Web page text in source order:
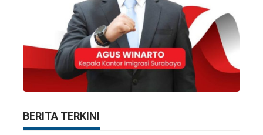
BERITA TERKINI